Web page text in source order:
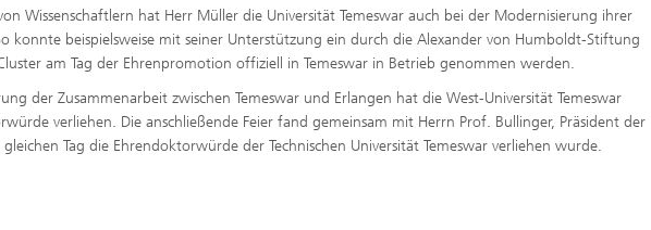
Wissenschaftlern hat Herr Müller die Universität Temeswar auch bei der Modernisierung ihrer
konnte beispielsweise mit seiner Unterstützung ein durch die Alexander von Humboldt-Stiftung
am Tag der Ehrenpromotion offiziell in Temeswar in Betrieb genommen werden.
der Zusammenarbeit zwischen Temeswar und Erlangen hat die West-Universität Temeswar
verliehen. Die anschließende Feier fand gemeinsam mit Herrn Prof. Bullinger, Präsident der
Tag die Ehrendoktorwürde der Technischen Universität Temeswar verliehen wurde.